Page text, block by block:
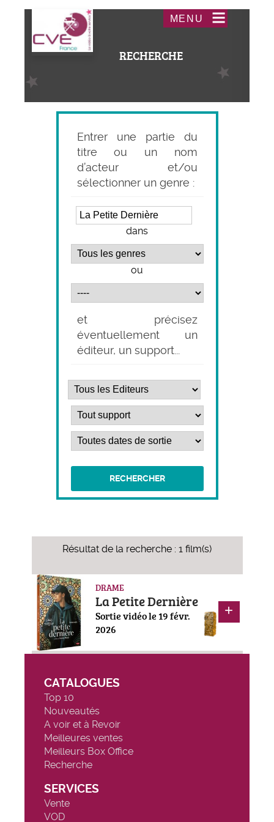
contenu
principal
menu
MENU
RECHERCHE
Entrer une partie du
titre ou un nom
d’acteur et/ou
sélectionner un genre :
dans
ou
et précisez
éventuellement un
éditeur, un support...
Résultat de la recherche : 1 film(s)
DRAME
La Petite Dernière
Sortie vidéo le 19 févr.
2026
CATALOGUES
Top 10
Nouveautés
A voir et à Revoir
Meilleures ventes
Meilleurs Box Office
Recherche
SERVICES
Vente
VOD